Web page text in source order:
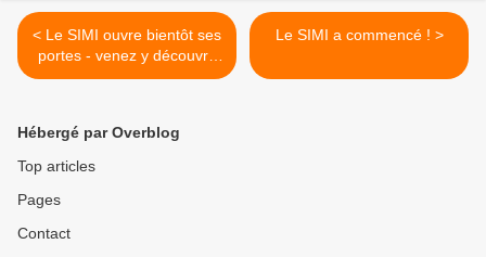
< Le SIMI ouvre bientôt ses
portes - venez y découvrir
Hubstart Live
Le SIMI a commencé ! >
Hébergé par Overblog
Top articles
Pages
Contact